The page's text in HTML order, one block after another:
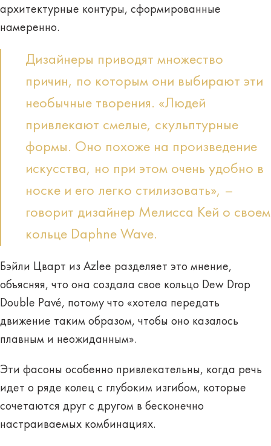
архитектурные контуры, сформированные
намеренно.
Дизайнеры приводят множество
причин, по которым они выбирают эти
необычные творения. «Людей
привлекают смелые, скульптурные
формы. Оно похоже на произведение
искусства, но при этом очень удобно в
носке и его легко стилизовать», –
говорит дизайнер Мелисса Кей о своем
кольце Daphne Wave.
Бэйли Цварт из Azlee разделяет это мнение,
объясняя, что она создала свое кольцо Dew Drop
Double Pavé, потому что «хотела передать
движение таким образом, чтобы оно казалось
плавным и неожиданным».
Эти фасоны особенно привлекательны, когда речь
идет о ряде колец с глубоким изгибом, которые
сочетаются друг с другом в бесконечно
настраиваемых комбинациях.